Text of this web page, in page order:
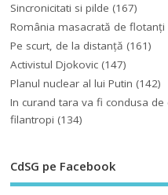
Sincronicitati si pilde (167)
România masacrată de flotanţi
Pe scurt, de la distanță (161)
Activistul Djokovic (147)
Planul nuclear al lui Putin (142)
In curand tara va fi condusa
filantropi (134)
CdSG pe Facebook